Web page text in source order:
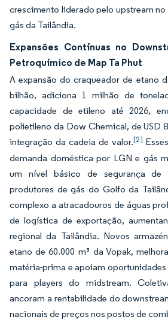
crescimento liderado pelo upstream
gás da Tailândia.
Expansões Contínuas no
Petroquímico de Map Ta Phut
A expansão do craqueador de etano
bilhão, adiciona 1 milhão de
capacidade de etileno até 2026,
polietileno da Dow Chemical, de USD
integração da cadeia de valor.[2]
demanda doméstica por LGN e gás
um nível básico de segurança de
produtores de gás do Golfo da
complexo a atracadouros de águas
de logística de exportação,
regional da Tailândia. Novos
etano de 60.000 m³ da Vopak,
matéria-prima e apoiam
para players do midstream.
ancoram a rentabilidade do
nacionais de preços nos postos de